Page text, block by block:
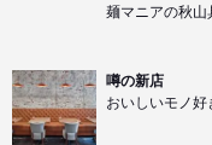
麺マニアの秋山
噂の新店
おいしいモノ